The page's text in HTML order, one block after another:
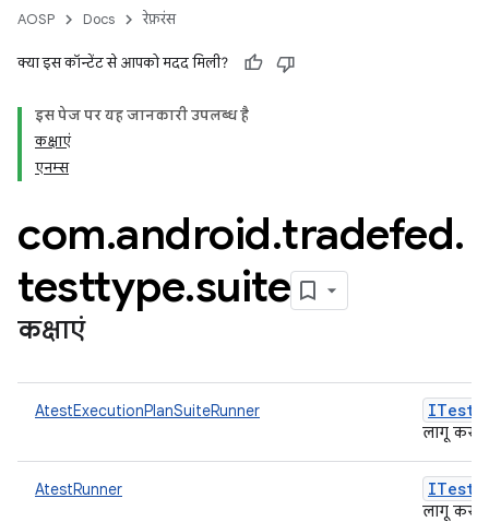
AOSP Docs रेफ़रंस
क्या इस कॉन्टेंट से आपको मदद मिली?
इस पेज पर, यह जानकारी उपलब्ध है
कक्षाएं
एनम्स
com.android.tradefed.
testtype.suite
कक्षाएं
AtestExecutionPlanSuiteRunner ITest
लागू करना
AtestRunner ITest
लागू करना